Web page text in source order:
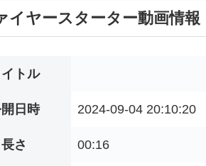
イヤースターター動画情報
イトル
日時 2024-09-04 20:10:20
長さ 00:16